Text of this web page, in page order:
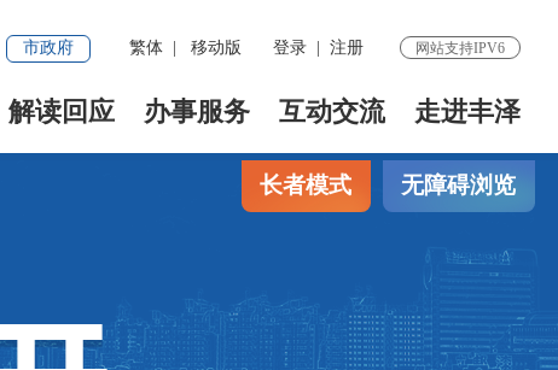
市政府 繁体 移动版 登录 注册 网站支持IPV6
解读回应 办事服务 互动交流 走进丰泽
长者模式 无障碍浏览